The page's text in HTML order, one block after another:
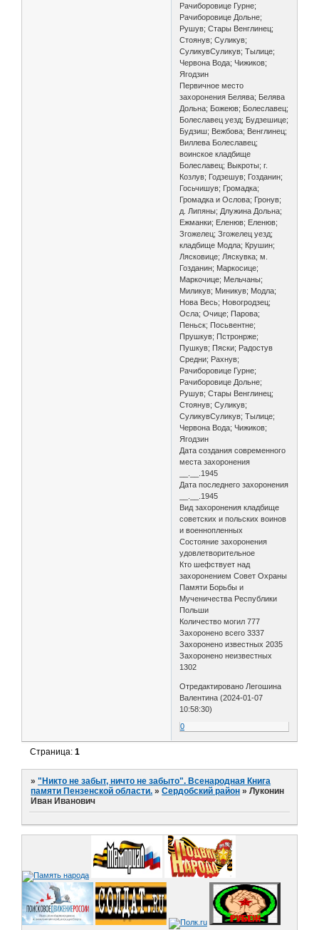
Рачиборовице Гурне;
Рачиборовице Дольне;
Рушув; Стары Венглинец;
Стоянув; Суликув;
СуликувСуликув; Тылице;
Червона Вода; Чижиков;
Ягодзин
Первичное место
захоронения Белява; Белява
Дольна; Божеюв; Болеславец;
Болеславец уезд; Будзешице;
Будзиш; Вежбова; Венглинец;
Виллева Болеславец;
воинское кладбище
Болеславец; Выкроты; г.
Козлув; Годзешув; Гозданин;
Госьчишув; Громадка;
Громадка и Ослова; Гронув;
д. Липяны; Длужина Дольна;
Ежманки; Еленюв; Еленюв;
Згожелец; Згожелец уезд;
кладбище Модла; Крушин;
Лясковице; Ляскувка; м.
Гозданин; Маркосице;
Маркочице; Мельчаны;
Миликув; Миникув; Модла;
Нова Весь; Новогродзец;
Осла; Очице; Парова;
Пеньск; Посьвентне;
Прушкув; Пстронрже;
Пушкув; Пяски; Радостув
Средни; Рахнув;
Рачиборовице Гурне;
Рачиборовице Дольне;
Рушув; Стары Венглинец;
Стоянув; Суликув;
СуликувСуликув; Тылице;
Червона Вода; Чижиков;
Ягодзин
Дата создания современного
места захоронения
__.__.1945
Дата последнего захоронения
__.__.1945
Вид захоронения кладбище
советских и польских воинов
и военнопленных
Состояние захоронения
удовлетворительное
Кто шефствует над
захоронением Совет Охраны
Памяти Борьбы и
Мученичества Республики
Польши
Количество могил 777
Захоронено всего 3337
Захоронено известных 2035
Захоронено неизвестных
1302
Отредактировано Легошина
Валентина (2024-01-07
10:58:30)
0
Страница:1
»"Никто не забыт, ничто не забыто". Всенародная Книга
памяти Пензенской области. »Сердобский район »Луконин
Иван Иванович